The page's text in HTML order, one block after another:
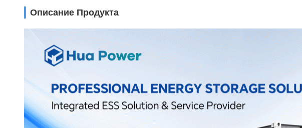
Описание Продукта